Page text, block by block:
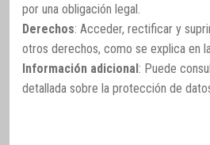
por una obligación legal.
Derechos: Acceder, rectificar y
otros derechos, como se explica en
Información adicional : Puede
detallada sobre la protección de